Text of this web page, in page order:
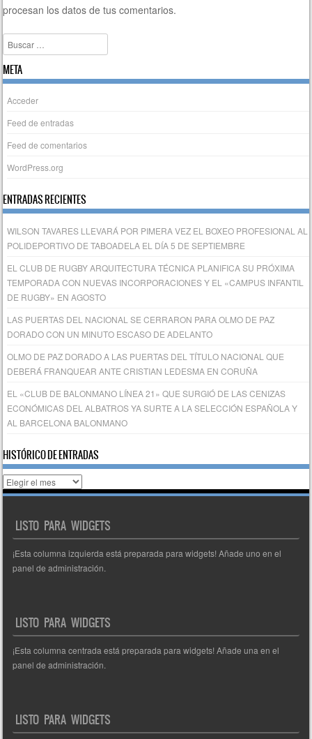
procesan los datos de tus comentarios.
Buscar
META
Acceder
Feed de entradas
Feed de comentarios
WordPress.org
ENTRADAS RECIENTES
WILSON TAVARES LLEVARÁ POR PIMERA VEZ EL BOXEO PROFESIONAL AL
POLIDEPORTIVO DE TABOADELA EL DÍA 5 DE SEPTIEMBRE
EL CLUB DE RUGBY ARQUITECTURA TÉCNICA PLANIFICA SU PRÓXIMA
TEMPORADA CON NUEVAS INCORPORACIONES Y EL «CAMPUS INFANTIL
DE RUGBY» EN AGOSTO
LAS PUERTAS DEL NACIONAL SE CERRARON PARA OLMO DE PAZ
DORADO CON UN MINUTO ESCASO DE ADELANTO
OLMO DE PAZ DORADO A LAS PUERTAS DEL TÍTULO NACIONAL QUE
DEBERÁ FRANQUEAR ANTE CRISTIAN LEDESMA EN CORUÑA
EL «CLUB DE BALONMANO LÍNEA 21» QUE SURGIÓ DE LAS CENIZAS
ECONÓMICAS DEL ALBATROS YA SURTE A LA SELECCIÓN ESPAÑOLA Y
AL BARCELONA BALONMANO
HISTÓRICO DE ENTRADAS
Histórico
de
LISTO PARA WIDGETS
¡Esta columna izquierda está preparada para widgets! Añade uno en el
panel de administración.
LISTO PARA WIDGETS
¡Esta columna centrada está preparada para widgets! Añade una en el
panel de administración.
LISTO PARA WIDGETS